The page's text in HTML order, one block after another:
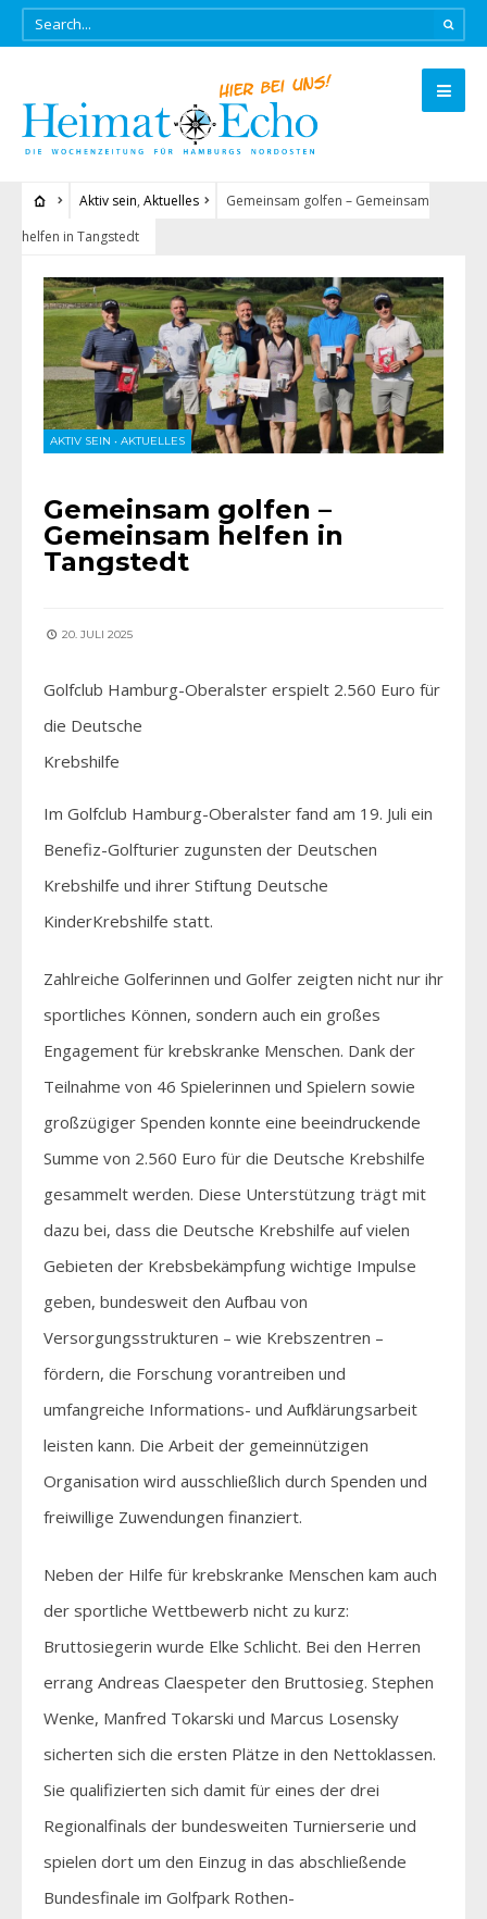
Aktiv sein, Aktuelles
Gemeinsam golfen – Gemeinsam
helfen in Tangstedt
AKTIV SEIN • AKTUELLES
Gemeinsam golfen –
Gemeinsam helfen in
Tangstedt
20. JULI 2025
Golfclub Hamburg-Oberalster erspielt 2.560 Euro für
die Deutsche
Krebshilfe
Im Golfclub Hamburg-Oberalster fand am 19. Juli ein
Benefiz-Golfturier zugunsten der Deutschen
Krebshilfe und ihrer Stiftung Deutsche
KinderKrebshilfe statt.
Zahlreiche Golferinnen und Golfer zeigten nicht nur ihr
sportliches Können, sondern auch ein großes
Engagement für krebskranke Menschen. Dank der
Teilnahme von 46 Spielerinnen und Spielern sowie
großzügiger Spenden konnte eine beeindruckende
Summe von 2.560 Euro für die Deutsche Krebshilfe
gesammelt werden. Diese Unterstützung trägt mit
dazu bei, dass die Deutsche Krebshilfe auf vielen
Gebieten der Krebsbekämpfung wichtige Impulse
geben, bundesweit den Aufbau von
Versorgungsstrukturen – wie Krebszentren –
fördern, die Forschung vorantreiben und
umfangreiche Informations- und Aufklärungsarbeit
leisten kann. Die Arbeit der gemeinnützigen
Organisation wird ausschließlich durch Spenden und
freiwillige Zuwendungen finanziert.
Neben der Hilfe für krebskranke Menschen kam auch
der sportliche Wettbewerb nicht zu kurz:
Bruttosiegerin wurde Elke Schlicht. Bei den Herren
errang Andreas Claespeter den Bruttosieg. Stephen
Wenke, Manfred Tokarski und Marcus Losensky
sicherten sich die ersten Plätze in den Nettoklassen.
Sie qualifizierten sich damit für eines der drei
Regionalfinals der bundesweiten Turnierserie und
spielen dort um den Einzug in das abschließende
Bundesfinale im Golfpark Rothen-